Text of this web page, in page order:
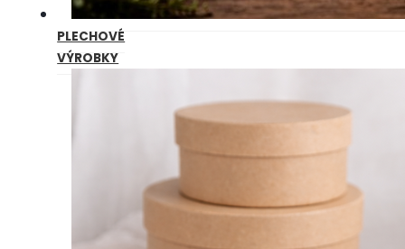
PLECHOVÉ
VÝROBKY